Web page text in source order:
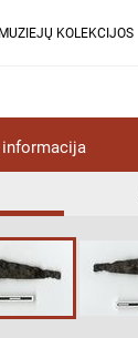
KOLEKCIJOS